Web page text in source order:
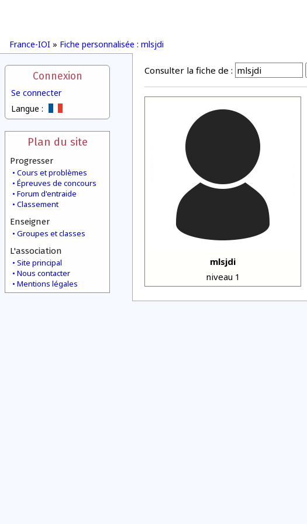
France-IOI » Fiche personnalisée : mlsjdi
Connexion
Se connecter
Langue :
Plan du site
Progresser
Cours et problèmes
Épreuves de concours
Forum d'entraide
Classement
Enseigner
Groupes et classes
L'association
Site principal
Nous contacter
Mentions légales
Consulter la fiche de :
mlsjdi
niveau 1